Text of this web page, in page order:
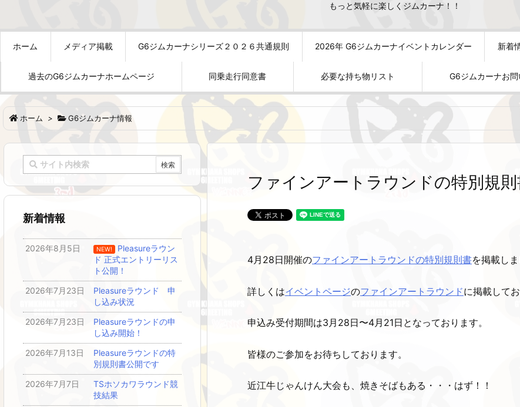
もっと気軽に楽しくジムカーナ！！
ホーム メディア掲載 G6ジムカーナシリーズ２０２６共通規則 2026年 G6ジムカーナイベントカレンダー 新着
過去のG6ジムカーナホームページ 同乗走行同意書 必要な持ち物リスト G6ジムカーナお
ホーム > G6ジムカーナ情報
ファインアートラウンドの特別規則
4月28日開催のファインアートラウンドの特別規則書を掲載しま
詳しくはイベントページのファインアートラウンドに掲載してお
申込み受付期間は3月28日〜4月21日となっております。
皆様のご参加をお待ちしております。
近江牛じゃんけん大会も、焼きそばもある・・・はず！！
新着情報
2026年8月5日 NEW! Pleasureラウン
ド 正式エントリーリス
ト公開！
2026年7月23日
Pleasureラウンド 申
し込み状況
2026年7月23日
Pleasureラウンドの申
し込み開始！
2026年7月13日
Pleasureラウンドの特
別規則書公開です
2026年7月7日
TSホソカワラウンド競
技結果